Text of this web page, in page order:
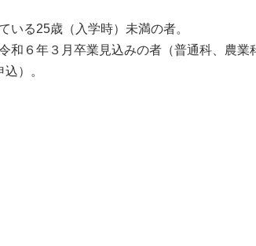
25歳（入学時）未満の者。
３月卒業見込みの者（普通科、農
）。